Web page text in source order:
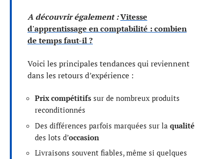
A découvrir également :Vitesse
d'apprentissage en comptabilité : combien
de temps faut-il ?
Voici les principales tendances qui reviennent
dans les retours d’expérience :
Prix compétitifs sur de nombreux produits
reconditionnés
Des différences parfois marquées sur la qualité
des lots d’occasion
Livraisons souvent fiables, même si quelques